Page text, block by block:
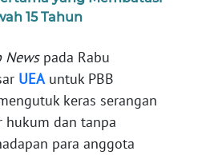
15 Tahun
News pada Rabu
UEAuntuk PBB
keras serangan
hukum dan tanpa
para anggota